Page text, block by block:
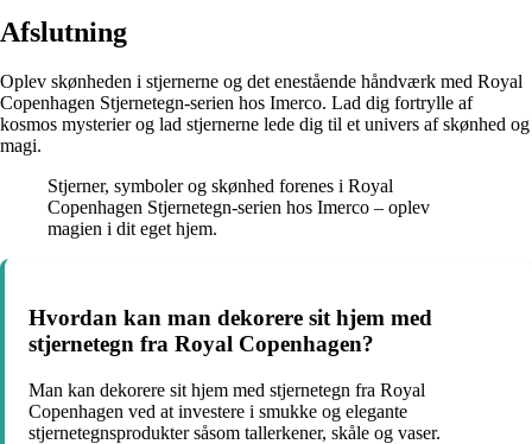
Afslutning
Oplev skønheden i stjernerne og det enestående håndværk med Royal
Copenhagen Stjernetegn-serien hos Imerco. Lad dig fortrylle af
kosmos mysterier og lad stjernerne lede dig til et univers af skønhed og
magi.
Stjerner, symboler og skønhed forenes i Royal
Copenhagen Stjernetegn-serien hos Imerco – oplev
magien i dit eget hjem.
Hvordan kan man dekorere sit hjem med
stjernetegn fra Royal Copenhagen?
Man kan dekorere sit hjem med stjernetegn fra Royal
Copenhagen ved at investere i smukke og elegante
stjernetegnsprodukter såsom tallerkener, skåle og vaser.